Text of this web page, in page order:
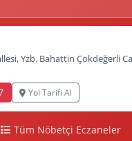
Yzb. Bahattin Çokdeğerli
Yol Tarifi Al
Tüm Nöbetçi Eczaneler